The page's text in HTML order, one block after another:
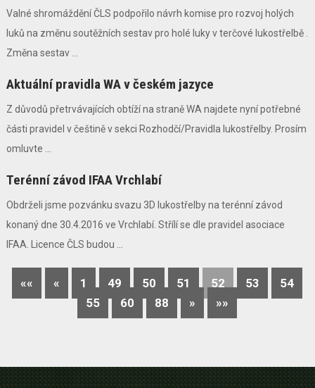
Valné shromáždění ČLS podpořilo návrh komise pro rozvoj holých
luků na změnu soutěžních sestav pro holé luky v terčové lukostřelbě .
Změna sestav ...
Aktuální pravidla WA v českém jazyce
Z důvodů přetrvávajících obtíží na straně WA najdete nyní potřebné
části pravidel v češtině v sekci Rozhodčí/Pravidla lukostřelby. Prosím
omluvte ...
Terénní závod IFAA Vrchlabí
Obdrželi jsme pozvánku svazu 3D lukostřelby na terénní závod
konaný dne 30.4.2016 ve Vrchlabí. Střílí se dle pravidel asociace
IFAA. Licence ČLS budou ...
«« « 1 49 50 51 52 53
54
55
60 88 » »»